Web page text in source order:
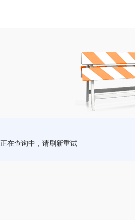
正在查询中，请刷新重试